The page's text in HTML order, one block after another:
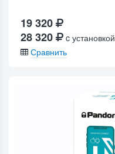
19 320
28 320
c установкой
Сравнить